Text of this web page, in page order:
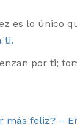
es lo único
ti.
por ti;
feliz? –